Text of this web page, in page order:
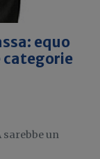
equo
categorie
un